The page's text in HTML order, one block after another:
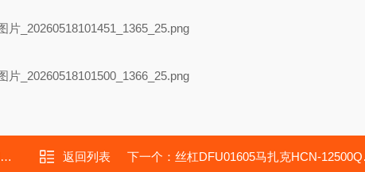
返回列表 下一个： 丝杠DFU01605马扎克HCN-12500Q机床丝杠SFKR01602T4D-A